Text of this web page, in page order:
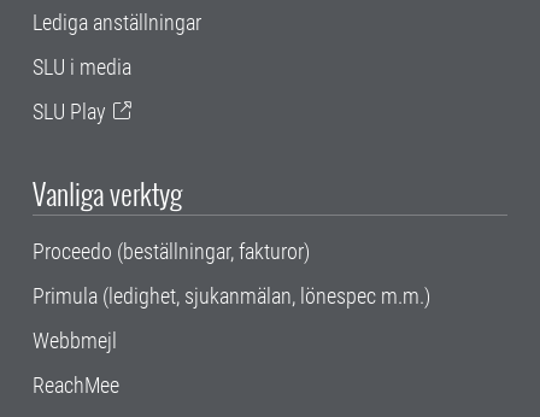
Lediga anställningar
SLU i media
SLU Play
Vanliga verktyg
Proceedo (beställningar, fakturor)
Primula (ledighet, sjukanmälan, lönespec m.m.)
Webbmejl
ReachMee